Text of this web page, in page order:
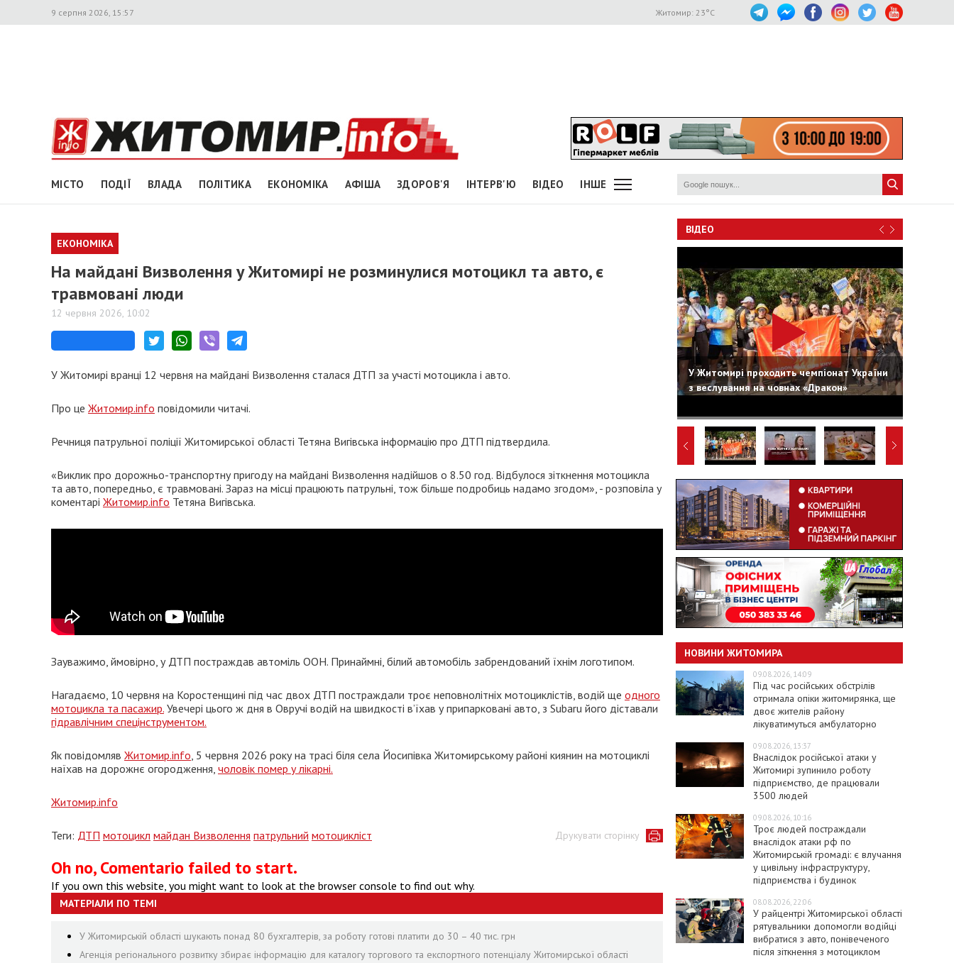
9 серпня 2026, 15:57 Житомир: 23°C
МІСТО ПОДІЇ ВЛАДА ПОЛІТИКА ЕКОНОМІКА АФІША ЗДОРОВ'Я ІНТЕРВ'Ю ВІДЕО ІНШЕ
ЕКОНОМІКА
На майдані Визволення у Житомирі не розминулися мотоцикл та авто, є
травмовані люди
12 червня 2026, 10:02
У Житомирі вранці 12 червня на майдані Визволення сталася ДТП за участі мотоцикла і авто.
Про це Житомир.info повідомили читачі.
Речниця патрульної поліції Житомирської області Тетяна Вигівська інформацію про ДТП підтвердила.
«Виклик про дорожньо-транспортну пригоду на майдані Визволення надійшов о 8.50 год. Відбулося зіткнення мотоцикла
та авто, попередньо, є травмовані. Зараз на місці працюють патрульні, тож більше подробиць надамо згодом», - розповіла у
коментарі Житомир.info Тетяна Вигівська.
Зауважимо, ймовірно, у ДТП постраждав автоміль ООН. Принаймні, білий автомобіль забрендований їхнім логотипом.
Нагадаємо, 10 червня на Коростенщині під час двох ДТП постраждали троє неповнолітніх мотоциклістів, водій ще одного
мотоцикла та пасажир. Увечері цього ж дня в Овручі водій на швидкості в’їхав у припарковані авто, з Subaru його діставали
гідравлічним спецінструментом.
Як повідомляв Житомир.info, 5 червня 2026 року на трасі біля села Йосипівка Житомирському районі киянин на мотоциклі
наїхав на дорожнє огородження, чоловік помер у лікарні.
Житомир.info
Друкувати сторінку
Теги: ДТП мотоцикл майдан Визволення патрульний мотоцикліст
Oh no, Comentario failed to start.
If you own this website, you might want to look at the browser console to find out why.
МАТЕРІАЛИ ПО ТЕМІ
У Житомирській області шукають понад 80 бухгалтерів, за роботу готові платити до 30 – 40 тис. грн
Агенція регіонального розвитку збирає інформацію для каталогу торгового та експортного потенціалу Житомирської області
ВІДЕО
У Житомирі проходить чемпіонат України
з веслування на човнах «Дракон»
НОВИНИ ЖИТОМИРА
09.08.2026, 14:09
Під час російських обстрілів
отримала опіки житомирянка, ще
двоє жителів району
лікуватимуться амбулаторно
09.08.2026, 13:37
Внаслідок російської атаки у
Житомирі зупинило роботу
підприємство, де працювали
3500 людей
09.08.2026, 10:16
Троє людей постраждали
внаслідок атаки рф по
Житомирській громаді: є влучання
у цивільну інфраструктуру,
підприємства і будинок
08.08.2026, 22:06
У райцентрі Житомирської області
рятувальники допомогли водійці
вибратися з авто, понівеченого
після зіткнення з мотоциклом